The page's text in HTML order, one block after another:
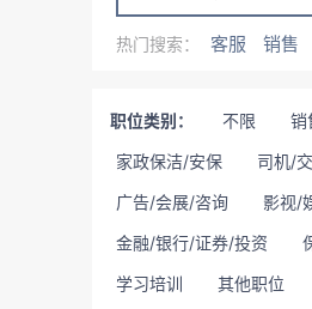
热门搜索： 客服 销售
职位类别： 不限 销
家政保洁/安保
司机/
广告/会展/咨询
影视/
金融/银行/证券/投资
学习培训
其他职位